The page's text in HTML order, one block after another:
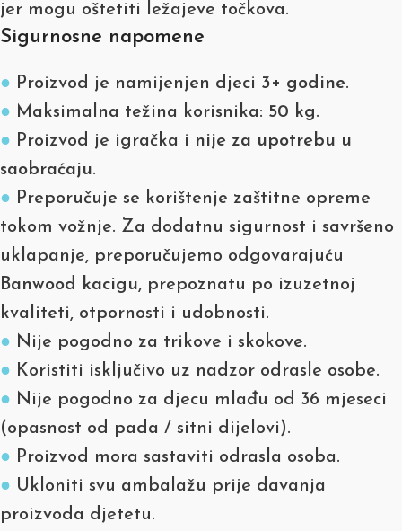
jer mogu oštetiti ležajeve točkova.
Sigurnosne napomene
● Proizvod je namijenjen djeci 3+ godine.
● Maksimalna težina korisnika: 50 kg.
● Proizvod je igračka i nije za upotrebu u
saobraćaju.
● Preporučuje se korištenje zaštitne opreme
tokom vožnje. Za dodatnu sigurnost i savršeno
uklapanje, preporučujemo odgovarajuću
Banwood kacigu, prepoznatu po izuzetnoj
kvaliteti, otpornosti i udobnosti.
● Nije pogodno za trikove i skokove.
● Koristiti isključivo uz nadzor odrasle osobe.
● Nije pogodno za djecu mlađu od 36 mjeseci
(opasnost od pada / sitni dijelovi).
● Proizvod mora sastaviti odrasla osoba.
● Ukloniti svu ambalažu prije davanja
proizvoda djetetu.